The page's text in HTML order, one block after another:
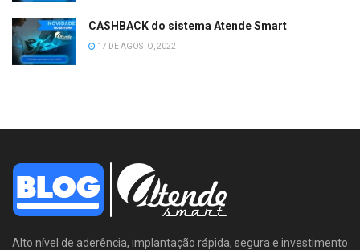
CASHBACK do sistema Atende Smart
17 DE AGOSTO, 2022
Alto nível de aderência, implantação rápida, segura e investimento